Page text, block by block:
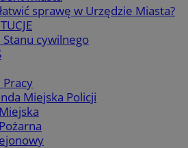
sprawę w Urzędzie Miasta?
Stanu cywilnego
Pracy
Miejska Policji